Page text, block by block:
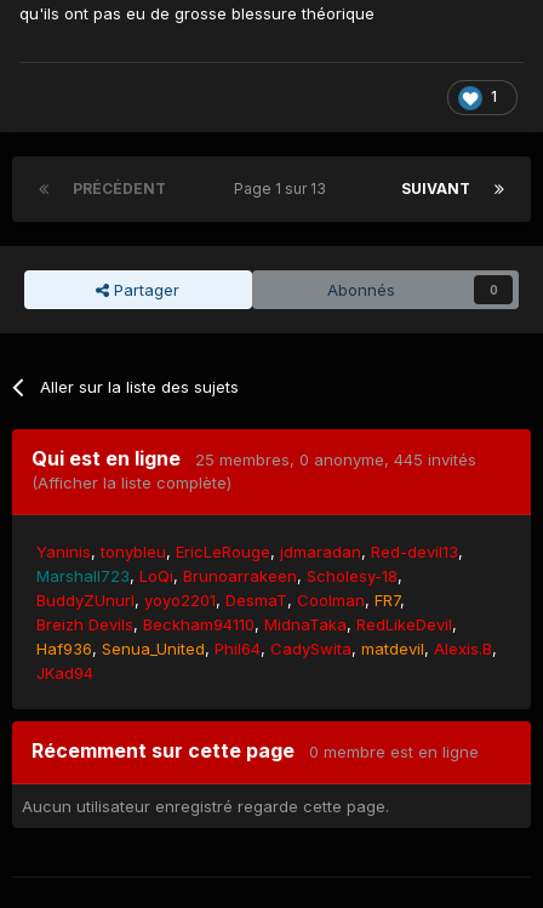
qu'ils ont pas eu de grosse blessure théorique
1
PRÉCÉDENT SUIVANT
Page 1 sur 13
Partager Abonnés 0
Aller sur la liste des sujets
Qui est en ligne 25 membres, 0 anonyme, 445 invités
(Afficher la liste complète)
Yaninis tonybleu EricLeRouge jdmaradan Red-devil13
Marshall723 LoQi Brunoarrakeen Scholesy-18
BuddyZUnurl yoyo2201 DesmaT Coolman FR7
Breizh Devils Beckham94110 MidnaTaka RedLikeDevil
Haf936 Senua_United Phil64 CadySwita matdevil Alexis.B
JKad94
Récemment sur cette page 0 membre est en ligne
Aucun utilisateur enregistré regarde cette page.